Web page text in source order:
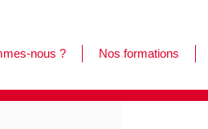
nous ? Nos formations